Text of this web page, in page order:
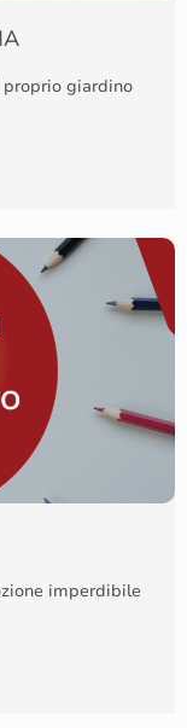
proprio giardino
imperdibile